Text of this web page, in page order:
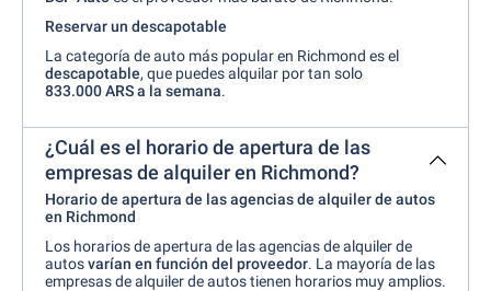
Reservar un descapotable
La categoría de auto más popular en Richmond es el
descapotable, que puedes alquilar por tan solo
833.000 ARS a la semana.
¿Cuál es el horario de apertura de las
empresas de alquiler en Richmond?
Horario de apertura de las agencias de alquiler de autos
en Richmond
Los horarios de apertura de las agencias de alquiler de
autosvarían en función del proveedor. La mayoría de las
empresas de alquiler de autos tienen horarios muy amplios.